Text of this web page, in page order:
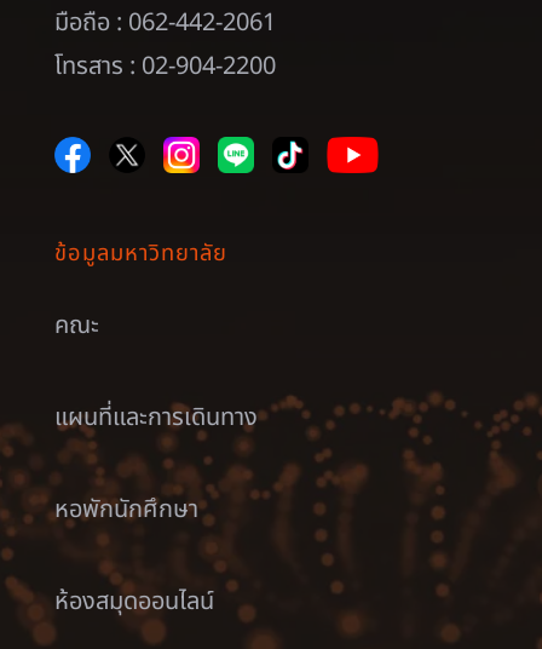
มือถือ : 062-442-2061
โทรสาร : 02-904-2200
ข้อมูลมหาวิทยาลัย
คณะ
แผนที่และการเดินทาง
หอพักนักศึกษา
ห้องสมุดออนไลน์